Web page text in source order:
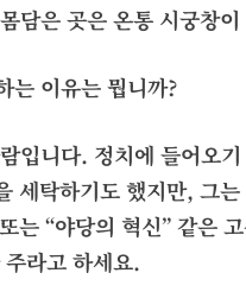
담은 곳은 온통 시궁창
는 이유는 뭡니까?
입니다. 정치에 들어오
세탁하기도 했지만, 그
는 “야당의 혁신” 같은
라고 하세요.